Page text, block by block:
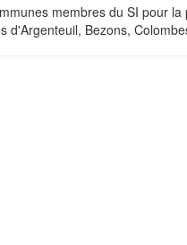
membres du SI pour la
d'Argenteuil, Bezons,